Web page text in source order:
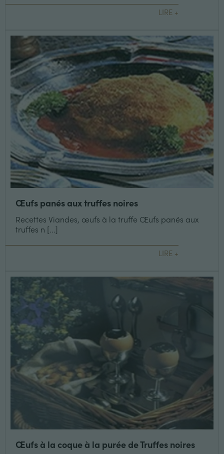
LIRE +
Œufs panés aux truffes noires
Recettes Viandes, œufs à la truffe Œufs panés aux
truffes n [...]
LIRE +
Œufs à la coque à la purée de Truffes noires